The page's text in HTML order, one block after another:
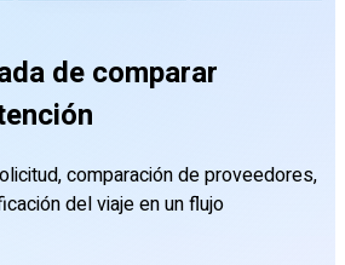
de comparar
comparación de proveedores,
del viaje en un flujo